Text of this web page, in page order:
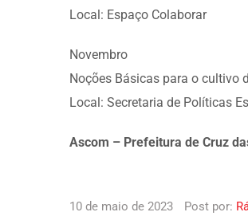
Local: Espaço Colaborar
Novembro
Noções Básicas para o cultivo
Local: Secretaria de Políticas
Ascom – Prefeitura de Cruz
10 de maio de 2023 Post por: